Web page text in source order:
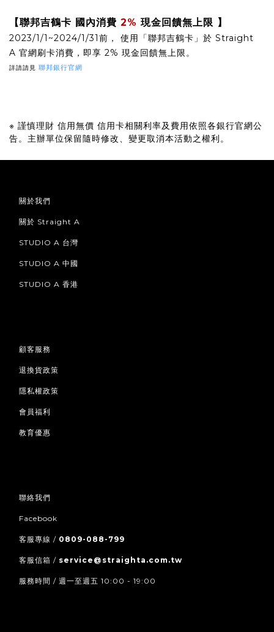
【聯邦吉鶴卡 國內消費 2% 現金回饋無上限 】
2023/1/1~2024/1/31前， 使用「聯邦吉鶴卡」於 Straight
A 官網刷卡消費，即享 2% 現金回饋無上限。
詳請請見 聯邦銀行官網
※ 謹慎理財 信用無價 信用卡相關利率及費用依照各銀行官網公
告。主辦單位保留隨時修改、變更取消本活動之權利。
關於我們
關於 Straight A
STUDIO A 台灣
STUDIO A 中國
STUDIO A 香港
顧客服務
退換貨政策
隱私權政策
會員福利
教育優惠
聯絡我們
Facebook
客服專線 / 0809-088-799
客服信箱 / service@straighta.com.tw
服務時間 / 週一至週五 10:00 - 19:00